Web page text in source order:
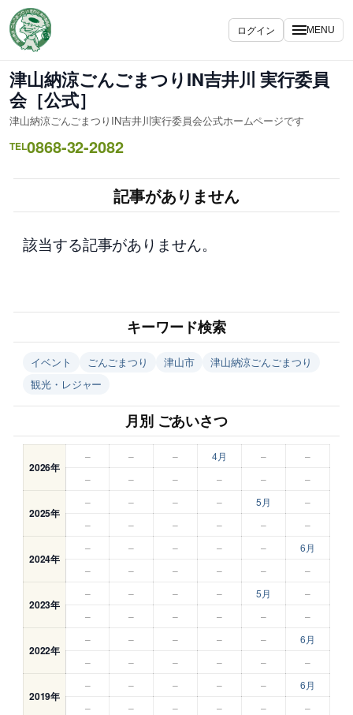
容
を
ス
キ
ッ
プ
ログイン MENU
津山納涼ごんごまつりIN吉井川 実行委員
会［公式］
津山納涼ごんごまつりIN吉井川実行委員会公式ホームページです
TEL0868-32-2082
記事がありません
該当する記事がありません。
キーワード検索
イベント ごんごまつり 津山市
津山納涼ごんごまつり
観光・レジャー
月別 ごあいさつ
2026年
– – – 4月 –
–
–
– – – – –
2025年
– – – – 5月
–
–
– – – – –
2024年
– – – – –
6月
–
– – – – –
2023年
– – – – 5月
–
–
– – – – –
2022年
– – – – –
6月
–
– – – – –
2019年
– – – – –
6月
–
– – – – –